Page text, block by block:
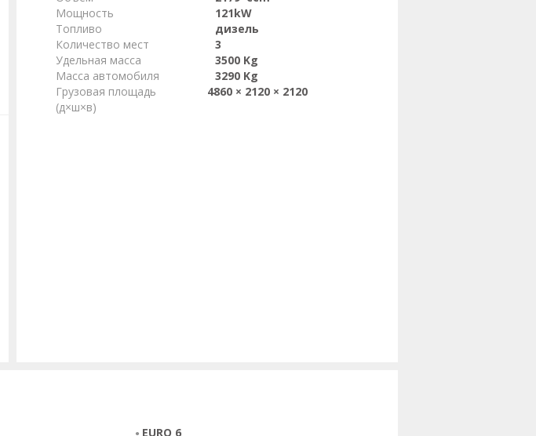
Мощность
121kW
Топливо
дизель
Количество мест
3
Удельная масса
3500 Kg
Масса автомобиля
3290 Kg
Грузовая площадь
(д×ш×в)
4860 × 2120 × 2120
EURO 6